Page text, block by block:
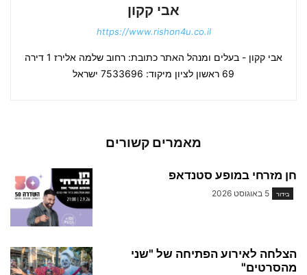
אבי קקון
https://www.rishon4u.co.il
אבי קקון - בעלים ומנהל האתר כתובת: רחוב שלמה אלירז 1 דירה
69 ראשון לציון מיקוד: 7533696 ישראל
מאמרים קשורים
חן מזרחי במופע סטנדאפ
בידור 5 באוגוסט 2026
הצלחה לאירוע הפתיחה של "שני
מהסרטים"